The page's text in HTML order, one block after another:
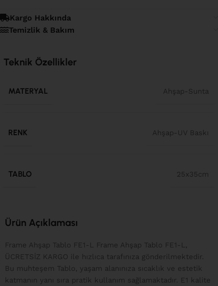
Kargo Hakkında
Temizlik & Bakım
Teknik Özellikler
MATERYAL Ahşap-Sunta
RENK Ahşap-UV Baskı
TABLO 25x35cm
Ürün Açıklaması
Frame Ahşap Tablo FE1-L Frame Ahşap Tablo FE1-L,
ÜCRETSİZ KARGO ile hızlıca tarafınıza gönderilmektedir.
Bu muhteşem Tablo, yaşam alanınıza sıcaklık ve estetik
katmanın yanı sıra pratik kullanım sağlamaktadır. E1 kalite